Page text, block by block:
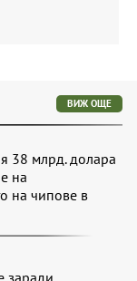
ВИЖ ОЩЕ
38 млрд. долара
на
на чипове в